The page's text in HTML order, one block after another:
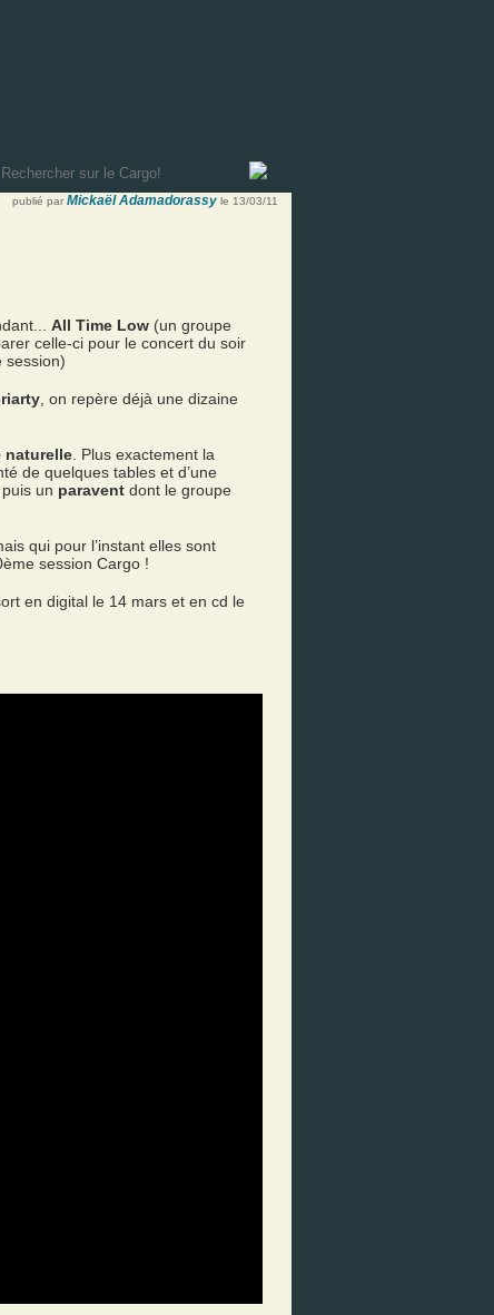
publié par Mickaël Adamadorassy le 13/03/11
All Time Low (un groupe
celle-ci pour le concert du soir
session)
, on repère déjà une dizaine
naturelle . Plus exactement la
de quelques tables et d’une
un paravent dont le groupe
qui pour l’instant elles sont
session Cargo !
en digital le 14 mars et en cd le